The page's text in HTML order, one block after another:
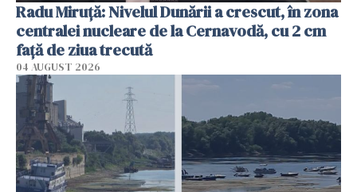
Radu Miruţă: Nivelul Dunării a crescut, în zona
centralei nucleare de la Cernavodă, cu 2 cm
faţă de ziua trecută
04 AUGUST 2026